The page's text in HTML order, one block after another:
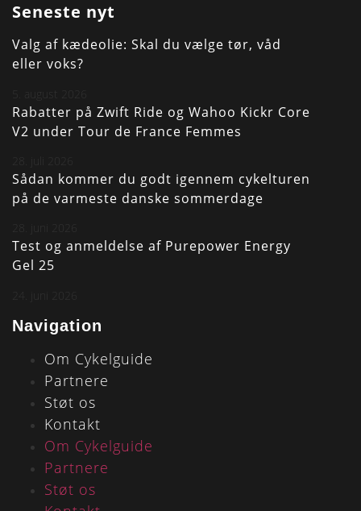
Seneste nyt
Valg af kædeolie: Skal du vælge tør, våd
eller voks?
5. august 2026
Rabatter på Zwift Ride og Wahoo Kickr Core
V2 under Tour de France Femmes
28. juli 2026
Sådan kommer du godt igennem cykelturen
på de varmeste danske sommerdage
28. juni 2026
Test og anmeldelse af Purepower Energy
Gel 25
24. juni 2026
Navigation
Om Cykelguide
Partnere
Støt os
Kontakt
Om Cykelguide
Partnere
Støt os